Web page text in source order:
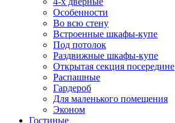
Особенности
Во всю стену
Встроенные шкафы-купе
Под потолок
Раздвижные шкафы-купе
Открытая секция посередине
Распашные
Гардероб
Для маленького помещения
Эконом
Гостиные